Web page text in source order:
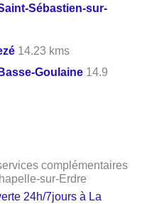
Sébastien-sur-
14.23 kms
Goulaine 14.9
complémentaires
sur-Erdre
24h/7jours à La